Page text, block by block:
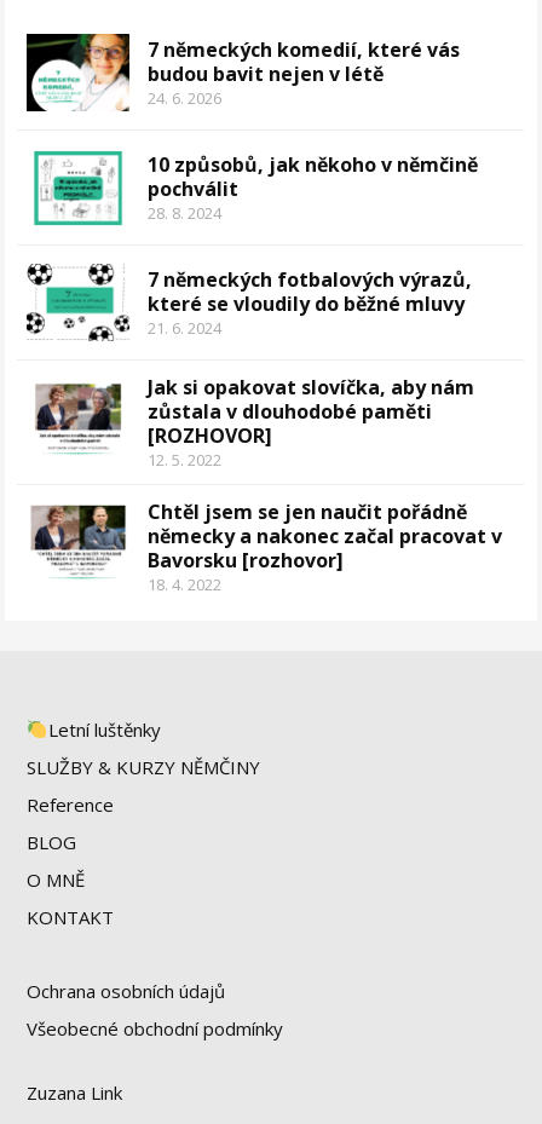
7 německých komedií, které vás
budou bavit nejen v létě
24. 6. 2026
10 způsobů, jak někoho v němčině
pochválit
28. 8. 2024
7 německých fotbalových výrazů,
které se vloudily do běžné mluvy
21. 6. 2024
Jak si opakovat slovíčka, aby nám
zůstala v dlouhodobé paměti
[ROZHOVOR]
12. 5. 2022
Chtěl jsem se jen naučit pořádně
německy a nakonec začal pracovat v
Bavorsku [rozhovor]
18. 4. 2022
Letní luštěnky
SLUŽBY & KURZY NĚMČINY
Reference
BLOG
O MNĚ
KONTAKT
Ochrana osobních údajů
Všeobecné obchodní podmínky
Zuzana Link